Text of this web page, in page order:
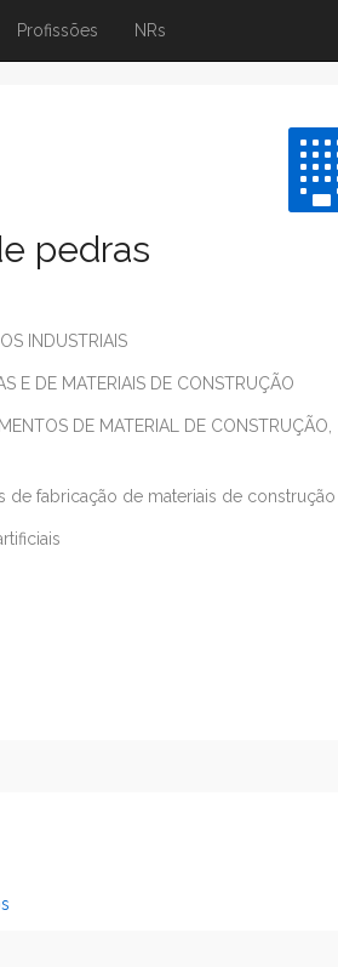
Profissões NRs
pedras
INDUSTRIAIS
E DE MATERIAIS DE CONSTRUÇÃO
DE MATERIAL DE CONSTRUÇÃO,
fabricação de materiais de construção